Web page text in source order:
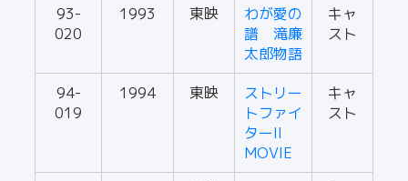
93-
020
1993 東映
わが愛の
譜 滝廉
太郎物語
キャ
スト
94-
019
1994 東映
ストリー
トファイ
ターII
MOVIE
キャ
スト